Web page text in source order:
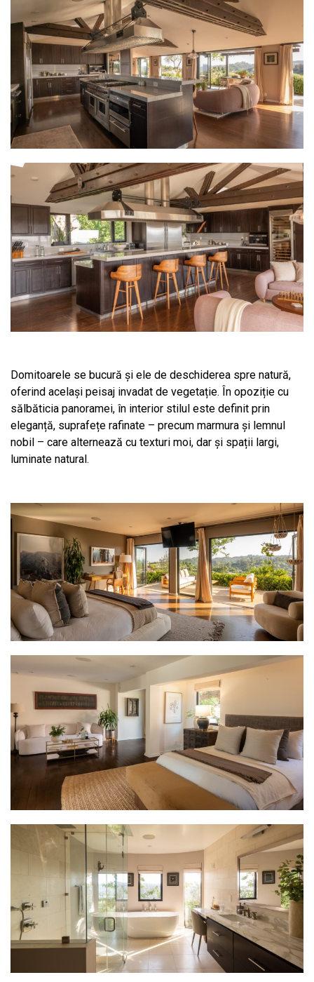
Domitoarele se bucură și ele de deschiderea spre natură,
oferind același peisaj invadat de vegetație. În opoziție cu
sălbăticia panoramei, în interior stilul este definit prin
eleganță, suprafețe rafinate – precum marmura și lemnul
nobil – care alternează cu texturi moi, dar și spații largi,
luminate natural.